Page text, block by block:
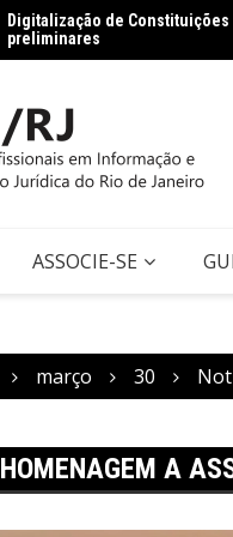
preliminares
Dados jurídicos na
Agenda 2030
ASSOCIE-SE
março 30
A